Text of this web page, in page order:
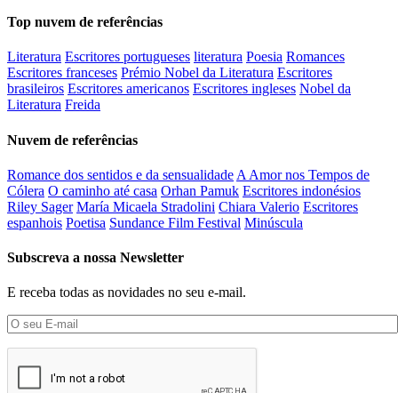
Top nuvem de referências
Literatura Escritores portugueses literatura Poesia Romances
Escritores franceses Prémio Nobel da Literatura Escritores
brasileiros Escritores americanos Escritores ingleses Nobel da
Literatura Freida
Nuvem de referências
Romance dos sentidos e da sensualidade A Amor nos Tempos de
Cólera O caminho até casa Orhan Pamuk Escritores indonésios
Riley Sager María Micaela Stradolini Chiara Valerio Escritores
espanhois Poetisa Sundance Film Festival Minúscula
Subscreva a nossa Newsletter
E receba todas as novidades no seu e-mail.